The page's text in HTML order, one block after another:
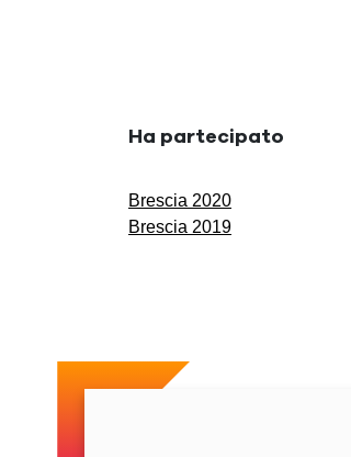
Ha partecipato
Brescia 2020
Brescia 2019